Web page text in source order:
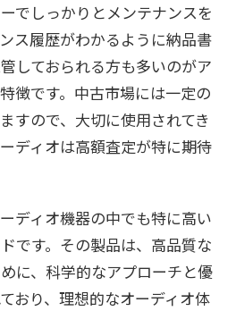
DP-57 DP-60 DP-65
DP-
DP-410 DP-430
DP-450
でしっかりとメンテナンスを
ス履歴がわかるように納品書
しておられる方も多いのがア
徴です。中古市場には一定の
すので、大切に使用されてき
ディオは高額査定が特に期待
ディオ機器の中でも特に高い
です。その製品は、高品質な
に、科学的なアプローチと優
おり、理想的なオーディオ体